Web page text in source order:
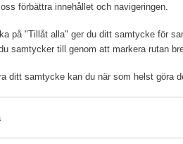
Logga in för att kunna
är ett nostalgiskt val för frukost
förbättra innehållet och navigeringen.
på "Tillåt alla" ger du ditt samtycke för
samtycker till genom att markera rutan
ditt samtycke kan du när som helst göra